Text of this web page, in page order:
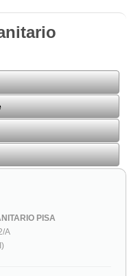
PISA
A